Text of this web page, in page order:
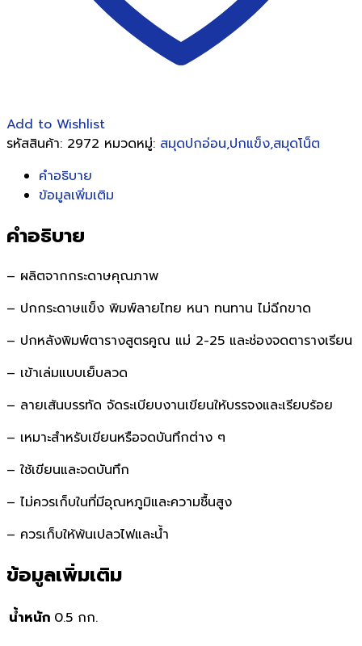
Add to Wishlist
รหัสสินค้า: 2972 หมวดหมู่: สมุดปกอ่อน,ปกแข็ง,สมุดโน็ต
คำอธิบาย
ข้อมูลเพิ่มเติม
คำอธิบาย
– ผลิตจากกระดาษคุณภาพ
– ปกกระดาษแข็ง พิมพ์ลายไทย หนา ทนทาน ไม่ฉีกขาด
– ปกหลังพิมพ์ตารางสูตรคูณ แม่ 2-25 และช่องจดตารางเรียน
– เข้าเล่มแบบเย็บลวด
– ลายเส้นบรรทัด จัดระเบียบงานเขียนให้บรรจงและเรียบร้อย
– เหมาะสำหรับเขียนหรือจดบันทึกต่าง ๆ
– ใช้เขียนและจดบันทึก
– ไม่ควรเก็บในที่มีอุณหภูมิและความชื้นสูง
– ควรเก็บให้พ้นเปลวไฟและน้ำ
ข้อมูลเพิ่มเติม
น้ำหนัก 0.5 กก.